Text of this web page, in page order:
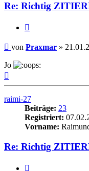
Re: Richtig
Beitrag
von Praxmar »
Jo
raimi-27
Beiträge: 23
Registriert:
Vorname:
Re: Richtig